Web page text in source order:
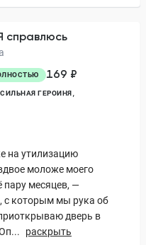
справлюсь
169 ₽
СИЛЬНАЯ ГЕРОИНЯ
на утилизацию
моложе моего
пару месяцев, —
которым мы рука об
дверь в
раскрыть